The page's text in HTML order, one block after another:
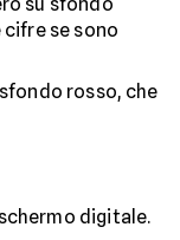
se sono
rosso, che
digitale.